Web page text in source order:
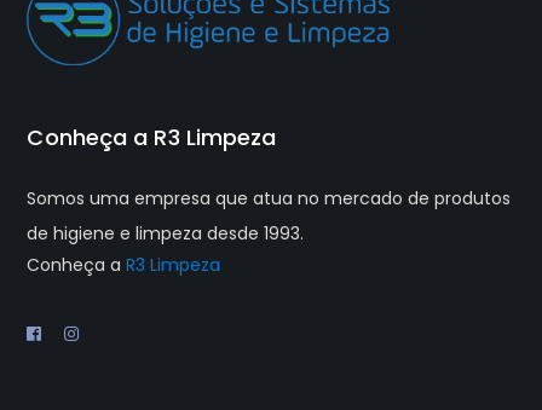
Conheça a R3 Limpeza
Somos uma empresa que atua no mercado de produtos
de higiene e limpeza desde 1993.
Conheça aR3 Limpeza